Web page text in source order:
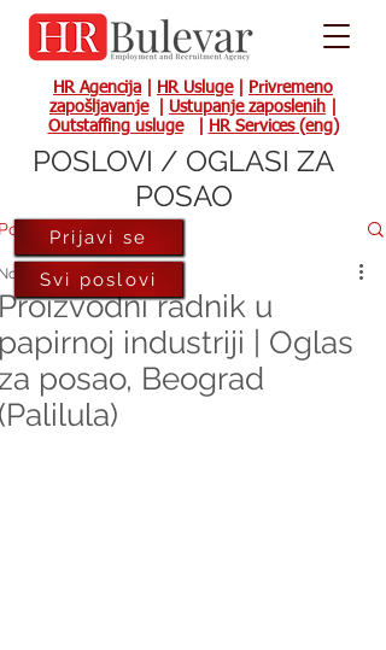
HR Agencija HR Usluge|
Privremeno
zapošljavanje| Ustupanje zaposlenih
Outstaffing usluge| HR Services (eng)
radnik u
industriji | Oglas
posao, Beograd
2, 2023
Prijavi se
Svi poslovi
POSLOVI / OGLASI ZA
POSAO